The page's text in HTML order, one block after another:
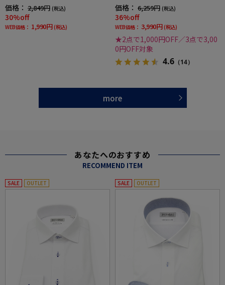
価格： 2,849円 (税込)
30%off
WEB価格： 1,990円 (税込)
価格： 6,259円 (税込)
36%off
WEB価格： 3,990円 (税込)
★2点で1,000円OFF／3点で3,00
0円OFF対象
4.6 （14）
more
あなたへのおすすめ
RECOMMEND ITEM
SALE OUTLET SALE OUTLET